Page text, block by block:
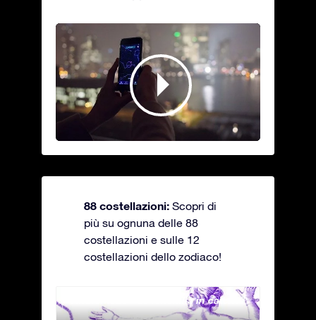
88 costellazioni: Scopri di
più su ognuna delle 88
costellazioni e sulle 12
costellazioni dello zodiaco!
Andromeda - La fanciulla in catene